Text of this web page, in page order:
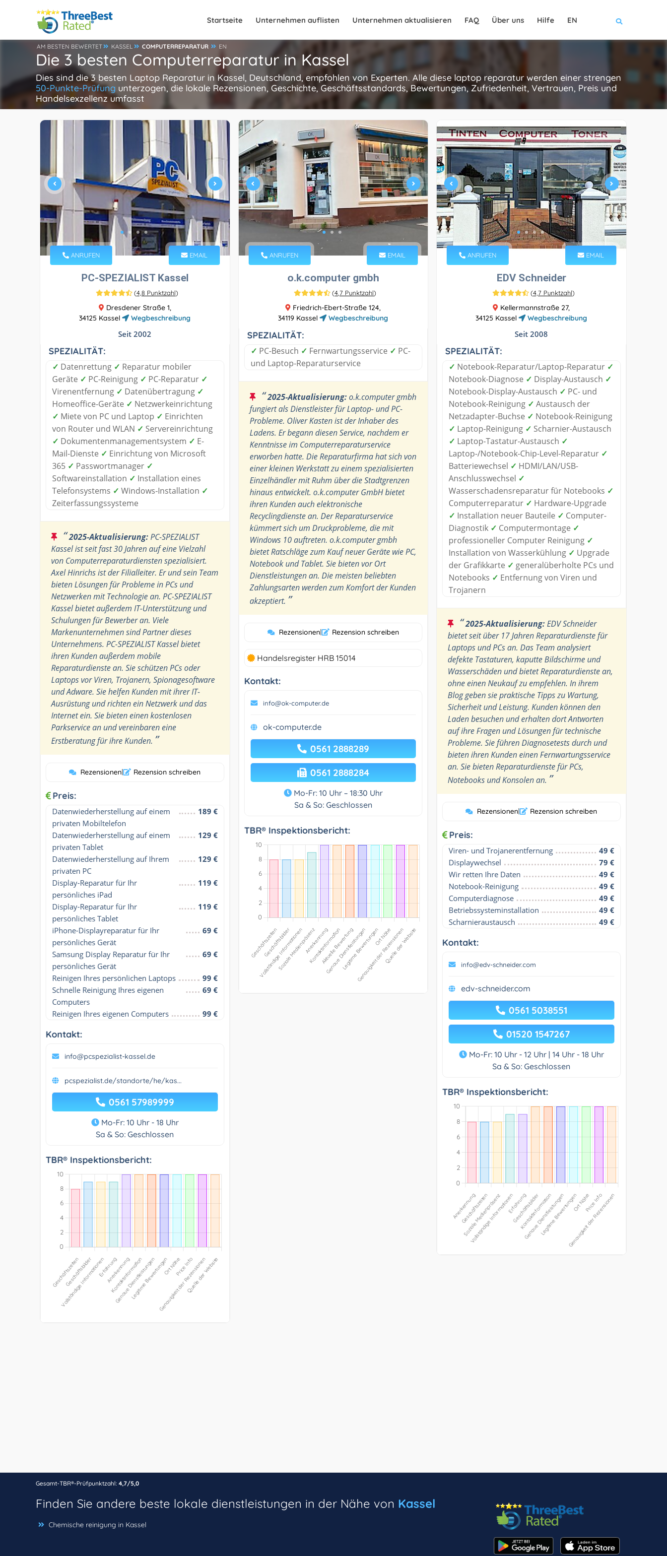
Startseite Unternehmen auflisten Unternehmen aktualisieren FAQ Über uns Hilfe EN
AM BESTEN BEWERTET KASSEL COMPUTERREPARATUR EN
Die 3 besten Computerreparatur in Kassel
Dies sind die 3 besten Laptop Reparatur in Kassel, Deutschland, empfohlen von Experten. Alle diese laptop reparatur werden einer strengen
50-Punkte-Prüfung unterzogen, die lokale Rezensionen, Geschichte, Geschäftsstandards, Bewertungen, Zufriedenheit, Vertrauen, Preis und
Handelsexzellenz umfasst
ANRUFEN EMAIL
PC-SPEZIALIST Kassel
(4,8 Punktzahl)
Dresdener Straße 1,
34125 Kassel
Wegbeschreibung
Seit 2002
SPEZIALITÄT:
✓ Datenrettung ✓ Reparatur mobiler
Geräte ✓ PC-Reinigung ✓ PC-Reparatur ✓
Virenentfernung ✓ Datenübertragung ✓
Homeoffice-Geräte ✓ Netzwerkeinrichtung
✓ Miete von PC und Laptop ✓ Einrichten
von Router und WLAN ✓ Servereinrichtung
✓ Dokumentenmanagementsystem ✓ E-
Mail-Dienste ✓ Einrichtung von Microsoft
365 ✓ Passwortmanager ✓
Softwareinstallation ✓ Installation eines
Telefonsystems ✓ Windows-Installation ✓
Zeiterfassungssysteme
“2025-Aktualisierung:PC-SPEZIALIST
Kassel ist seit fast 30 Jahren auf eine Vielzahl
von Computerreparaturdiensten spezialisiert.
Axel Hinrichs ist der Filialleiter. Er und sein Team
bieten Lösungen für Probleme in PCs und
Netzwerken mit Technologie an. PC-SPEZIALIST
Kassel bietet außerdem IT-Unterstützung und
Schulungen für Bewerber an. Viele
Markenunternehmen sind Partner dieses
Unternehmens. PC-SPEZIALIST Kassel bietet
ihren Kunden außerdem mobile
Reparaturdienste an. Sie schützen PCs oder
Laptops vor Viren, Trojanern, Spionagesoftware
und Adware. Sie helfen Kunden mit ihrer IT-
Ausrüstung und richten ein Netzwerk und das
Internet ein. Sie bieten einen kostenlosen
Parkservice an und vereinbaren eine
Erstberatung für ihre Kunden. ”
Rezensionen| Rezension schreiben
Preis:
Datenwiederherstellung auf einem
privaten Mobiltelefon
189 €
Datenwiederherstellung auf einem
privaten Tablet
129 €
Datenwiederherstellung auf Ihrem
privaten PC
129 €
Display-Reparatur für Ihr
persönliches iPad
119 €
Display-Reparatur für Ihr
persönliches Tablet
119 €
iPhone-Displayreparatur für Ihr
persönliches Gerät
69 €
Samsung Display Reparatur für Ihr
persönliches Gerät
69 €
Reinigen Ihres persönlichen Laptops
99 €
Schnelle Reinigung Ihres eigenen
Computers
69 €
Reinigen Ihres eigenen Computers 99 €
Kontakt:
info@pcspezialist-kassel.de
pcspezialist.de/standorte/he/kas...
0561 57989999
Mo-Fr: 10 Uhr - 18 Uhr
Sa & So: Geschlossen
TBR® Inspektionsbericht:
ANRUFEN EMAIL
o.k.computer gmbh
(4,7 Punktzahl)
Friedrich-Ebert-Straße 124,
34119 Kassel
Wegbeschreibung
SPEZIALITÄT:
✓ PC-Besuch ✓ Fernwartungsservice ✓ PC-
und Laptop-Reparaturservice
“2025-Aktualisierung:o.k.computer gmbh
fungiert als Dienstleister für Laptop- und PC-
Probleme. Oliver Kasten ist der Inhaber des
Ladens. Er begann diesen Service, nachdem er
Kenntnisse im Computerreparaturservice
erworben hatte. Die Reparaturfirma hat sich von
einer kleinen Werkstatt zu einem spezialisierten
Einzelhändler mit Ruhm über die Stadtgrenzen
hinaus entwickelt. o.k.computer GmbH bietet
ihren Kunden auch elektronische
Recyclingdienste an. Der Reparaturservice
kümmert sich um Druckprobleme, die mit
Windows 10 auftreten. o.k.computer gmbh
bietet Ratschläge zum Kauf neuer Geräte wie PC,
Notebook und Tablet. Sie bieten vor Ort
Dienstleistungen an. Die meisten beliebten
Zahlungsarten werden zum Komfort der Kunden
akzeptiert. ”
Rezensionen| Rezension schreiben
Handelsregister HRB 15014
Kontakt:
info@ok-computer.de
ok-computer.de
0561 2888289
0561 2888284
Mo-Fr: 10 Uhr – 18:30 Uhr
Sa & So: Geschlossen
TBR® Inspektionsbericht:
ANRUFEN EMAIL
EDV Schneider
(4,7 Punktzahl)
Kellermannstraße 27,
34125 Kassel
Wegbeschreibung
Seit 2008
SPEZIALITÄT:
✓ Notebook-Reparatur/Laptop-Reparatur ✓
Notebook-Diagnose ✓ Display-Austausch ✓
Notebook-Display-Austausch ✓ PC- und
Notebook-Reinigung ✓ Austausch der
Netzadapter-Buchse ✓ Notebook-Reinigung
✓ Laptop-Reinigung ✓ Scharnier-Austausch
✓ Laptop-Tastatur-Austausch ✓
Laptop-/Notebook-Chip-Level-Reparatur ✓
Batteriewechsel ✓ HDMI/LAN/USB-
Anschlusswechsel ✓
Wasserschadensreparatur für Notebooks ✓
Computerreparatur ✓ Hardware-Upgrade
✓ Installation neuer Bauteile ✓ Computer-
Diagnostik ✓ Computermontage ✓
professioneller Computer Reinigung ✓
Installation von Wasserkühlung ✓ Upgrade
der Grafikkarte ✓ generalüberholte PCs und
Notebooks ✓ Entfernung von Viren und
Trojanern
“2025-Aktualisierung:EDV Schneider
bietet seit über 17 Jahren Reparaturdienste für
Laptops und PCs an. Das Team analysiert
defekte Tastaturen, kaputte Bildschirme und
Wasserschäden und bietet Reparaturdienste an,
ohne einen Neukauf zu empfehlen. In ihrem
Blog geben sie praktische Tipps zu Wartung,
Sicherheit und Leistung. Kunden können den
Laden besuchen und erhalten dort Antworten
auf ihre Fragen und Lösungen für technische
Probleme. Sie führen Diagnosetests durch und
bieten ihren Kunden einen Fernwartungsservice
an. Sie bieten Reparaturdienste für PCs,
Notebooks und Konsolen an. ”
Rezensionen| Rezension schreiben
Preis:
Viren- und Trojanerentfernung
49 €
Displaywechsel
79 €
Wir retten Ihre Daten
49 €
Notebook-Reinigung
49 €
Computerdiagnose
49 €
Betriebssysteminstallation
49 €
Scharnieraustausch
49 €
Kontakt:
info@edv-schneider.com
edv-schneider.com
0561 5038551
01520 1547267
Mo-Fr: 10 Uhr - 12 Uhr | 14 Uhr - 18 Uhr
Sa & So: Geschlossen
TBR® Inspektionsbericht:
Gesamt-TBR®-Prüfpunktzahl: 4,7/5,0
Finden Sie andere beste lokale dienstleistungen in der Nähe von Kassel
Chemische reinigung in Kassel